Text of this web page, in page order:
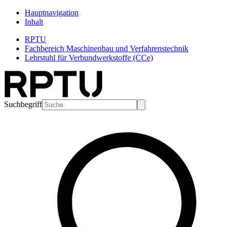
Hauptnavigation
Inhalt
RPTU
Fachbereich Maschinenbau und Verfahrenstechnik
Lehrstuhl für Verbundwerkstoffe (CCe)
Suchbegriff